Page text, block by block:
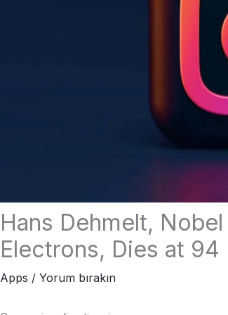
Hans Dehmelt,
Electrons, Dies at 94
Apps / Yorum bırakın